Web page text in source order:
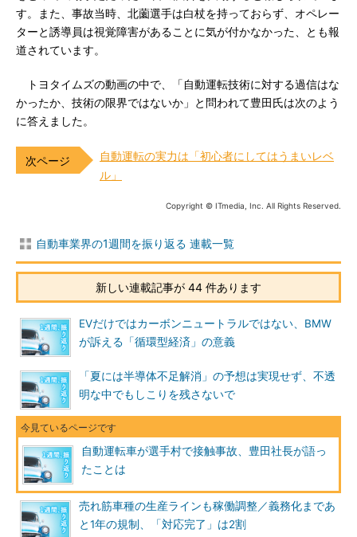
す。また、事故当時、北薗選手は白杖を持っておらず、オペレー
ターと誘導員は視覚障害があることに気が付かなかった、とも報
道されています。
トヨタイムズの動画の中で、「自動運転技術に対する過信はな
かったか、技術の限界ではないか」と問われて豊田氏は次のよう
に答えました。
自動運転の実力は「初心者にしてはうまいレベ
ル」
Copyright © ITmedia, Inc. All Rights Reserved.
自動車業界の1週間を振り返る 連載一覧
新しい連載記事が 44 件あります
EVだけではカーボンニュートラルではない、BMW
が訴える「循環型経済」の意義
「夏には半導体不足解消」の予想は実現せず、不透
明な中でもしこりを残さないで
自動運転車が選手村で接触事故、豊田社長が語っ
たことは
売れ筋車種の生産ラインも稼働調整／義務化まであ
と1年の規制、「対応完了」は2割